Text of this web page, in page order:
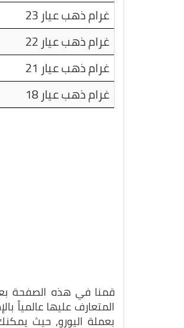
غرام ذهب عيار 23
غرام ذهب عيار 22
غرام ذهب عيار 21
غرام ذهب عيار 18
قمنا في هذه الصفحة بعرض
المتعارف عليها عالمياً
بعملة اليورو, حيث